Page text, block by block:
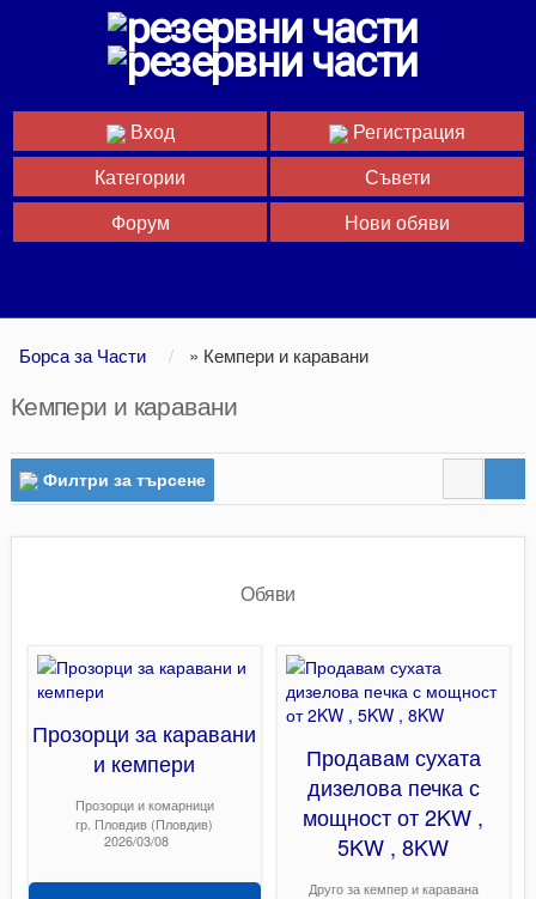
Вход
Регистрация
Категории
Съвети
Форум
Нови обяви
Борса за Части » Кемпери и каравани
Кемпери и каравани
Филтри за търсене
Обяви
Прозорци за каравани
и кемпери
Прозорци и комарници
гр. Пловдив (Пловдив)
2026/03/08
Продавам сухата
дизелова печка с
мощност от 2KW ,
5KW , 8KW
Друго за кемпер и каравана